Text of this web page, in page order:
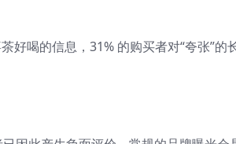
好喝的信息，31% 的购买者对“夸张”的